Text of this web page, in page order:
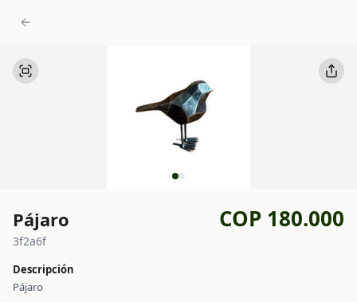
Pájaro COP 180.000
3f2a6f
Descripción
Pájaro